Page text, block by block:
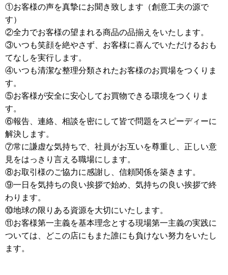
①お客様の声を真摯にお聞き致します（創意工夫の源で
す）
②全力でお客様の望まれる商品の品揃えをいたします。
③いつも笑顔を絶やさず、お客様に喜んでいただけるおも
てなしを実行します。
④いつも清潔な整理分類されたお客様のお買場をつくりま
す。
⑤お客様が安全に安心してお買物できる環境をつくりま
す。
⑥報告、連絡、相談を密にして皆で問題をスピーディーに
解決します。
⑦常に謙虚な気持ちで、社員がお互いを尊重し、正しい意
見をはっきり言える職場にします。
⑧お取引様のご協力に感謝し、信頼関係を築きます。
⑨一日を気持ちの良い挨拶で始め、気持ちの良い挨拶で終
わります。
⑩地球の限りある資源を大切にいたします。
⑪お客様第一主義を基本理念とする現場第一主義の実践に
ついては、どこの店にもまた誰にも負けない努力をいたし
ます。